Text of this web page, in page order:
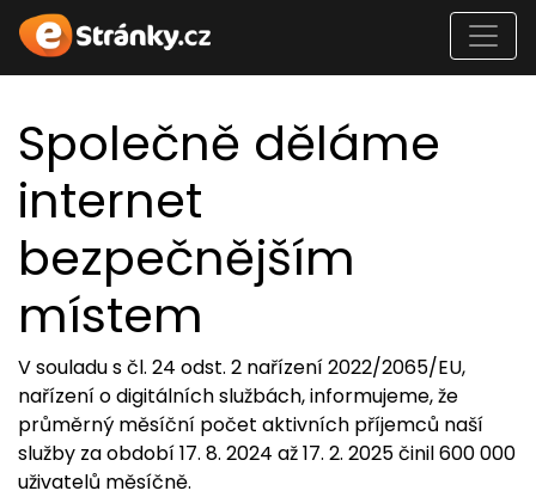
Společně děláme
internet
bezpečnějším
místem
V souladu s čl. 24 odst. 2 nařízení 2022/2065/EU,
nařízení o digitálních službách, informujeme, že
průměrný měsíční počet aktivních příjemců naší
služby za období 17. 8. 2024 až 17. 2. 2025 činil 600 000
uživatelů měsíčně.